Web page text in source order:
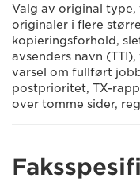
Valg av original
originaler i flere
kopieringsforhold,
avsenders navn
varsel om fullført
postprioritet, TX-
over tomme sider,